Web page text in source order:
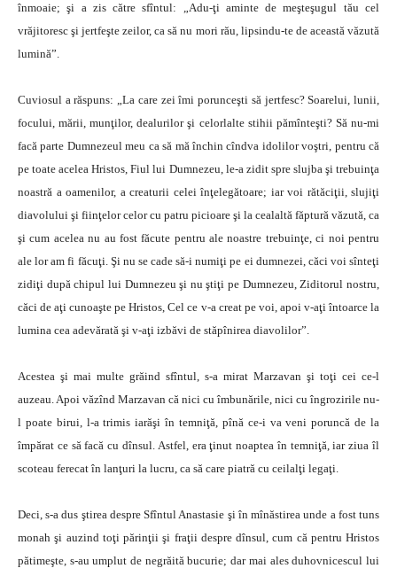
înmoaie; şi a zis către sfîntul: „Adu-ţi aminte de meşteşugul tău cel
vrăjitoresc şi jertfeşte zeilor, ca să nu mori rău, lipsindu-te de această văzută
lumină”.
Cuviosul a răspuns: „La care zei îmi porunceşti să jertfesc? Soarelui, lunii,
focului, mării, munţilor, dealurilor şi celorlalte stihii pămînteşti? Să nu-mi
facă parte Dumnezeul meu ca să mă închin cîndva idolilor voştri, pentru că
pe toate acelea Hristos, Fiul lui Dumnezeu, le-a zidit spre slujba şi trebuinţa
noastră a oamenilor, a creaturii celei înţelegătoare; iar voi rătăciţii, slujiţi
diavolului şi fiinţelor celor cu patru picioare şi la cealaltă făptură văzută, ca
şi cum acelea nu au fost făcute pentru ale noastre trebuinţe, ci noi pentru
ale lor am fi făcuţi. Şi nu se cade să-i numiţi pe ei dumnezei, căci voi sînteţi
zidiţi după chipul lui Dumnezeu şi nu ştiţi pe Dumnezeu, Ziditorul nostru,
căci de aţi cunoaşte pe Hristos, Cel ce v-a creat pe voi, apoi v-aţi întoarce la
lumina cea adevărată şi v-aţi izbăvi de stăpînirea diavolilor”.
Acestea şi mai multe grăind sfîntul, s-a mirat Marzavan şi toţi cei ce-l
auzeau. Apoi văzînd Marzavan că nici cu îmbunările, nici cu îngrozirile nu-
l poate birui, l-a trimis iarăşi în temniţă, pînă ce-i va veni poruncă de la
împărat ce să facă cu dînsul. Astfel, era ţinut noaptea în temniţă, iar ziua îl
scoteau ferecat în lanţuri la lucru, ca să care piatră cu ceilalţi legaţi.
Deci, s-a dus ştirea despre Sfîntul Anastasie şi în mînăstirea unde a fost tuns
monah şi auzind toţi părinţii şi fraţii despre dînsul, cum că pentru Hristos
pătimeşte, s-au umplut de negrăită bucurie; dar mai ales duhovnicescul lui